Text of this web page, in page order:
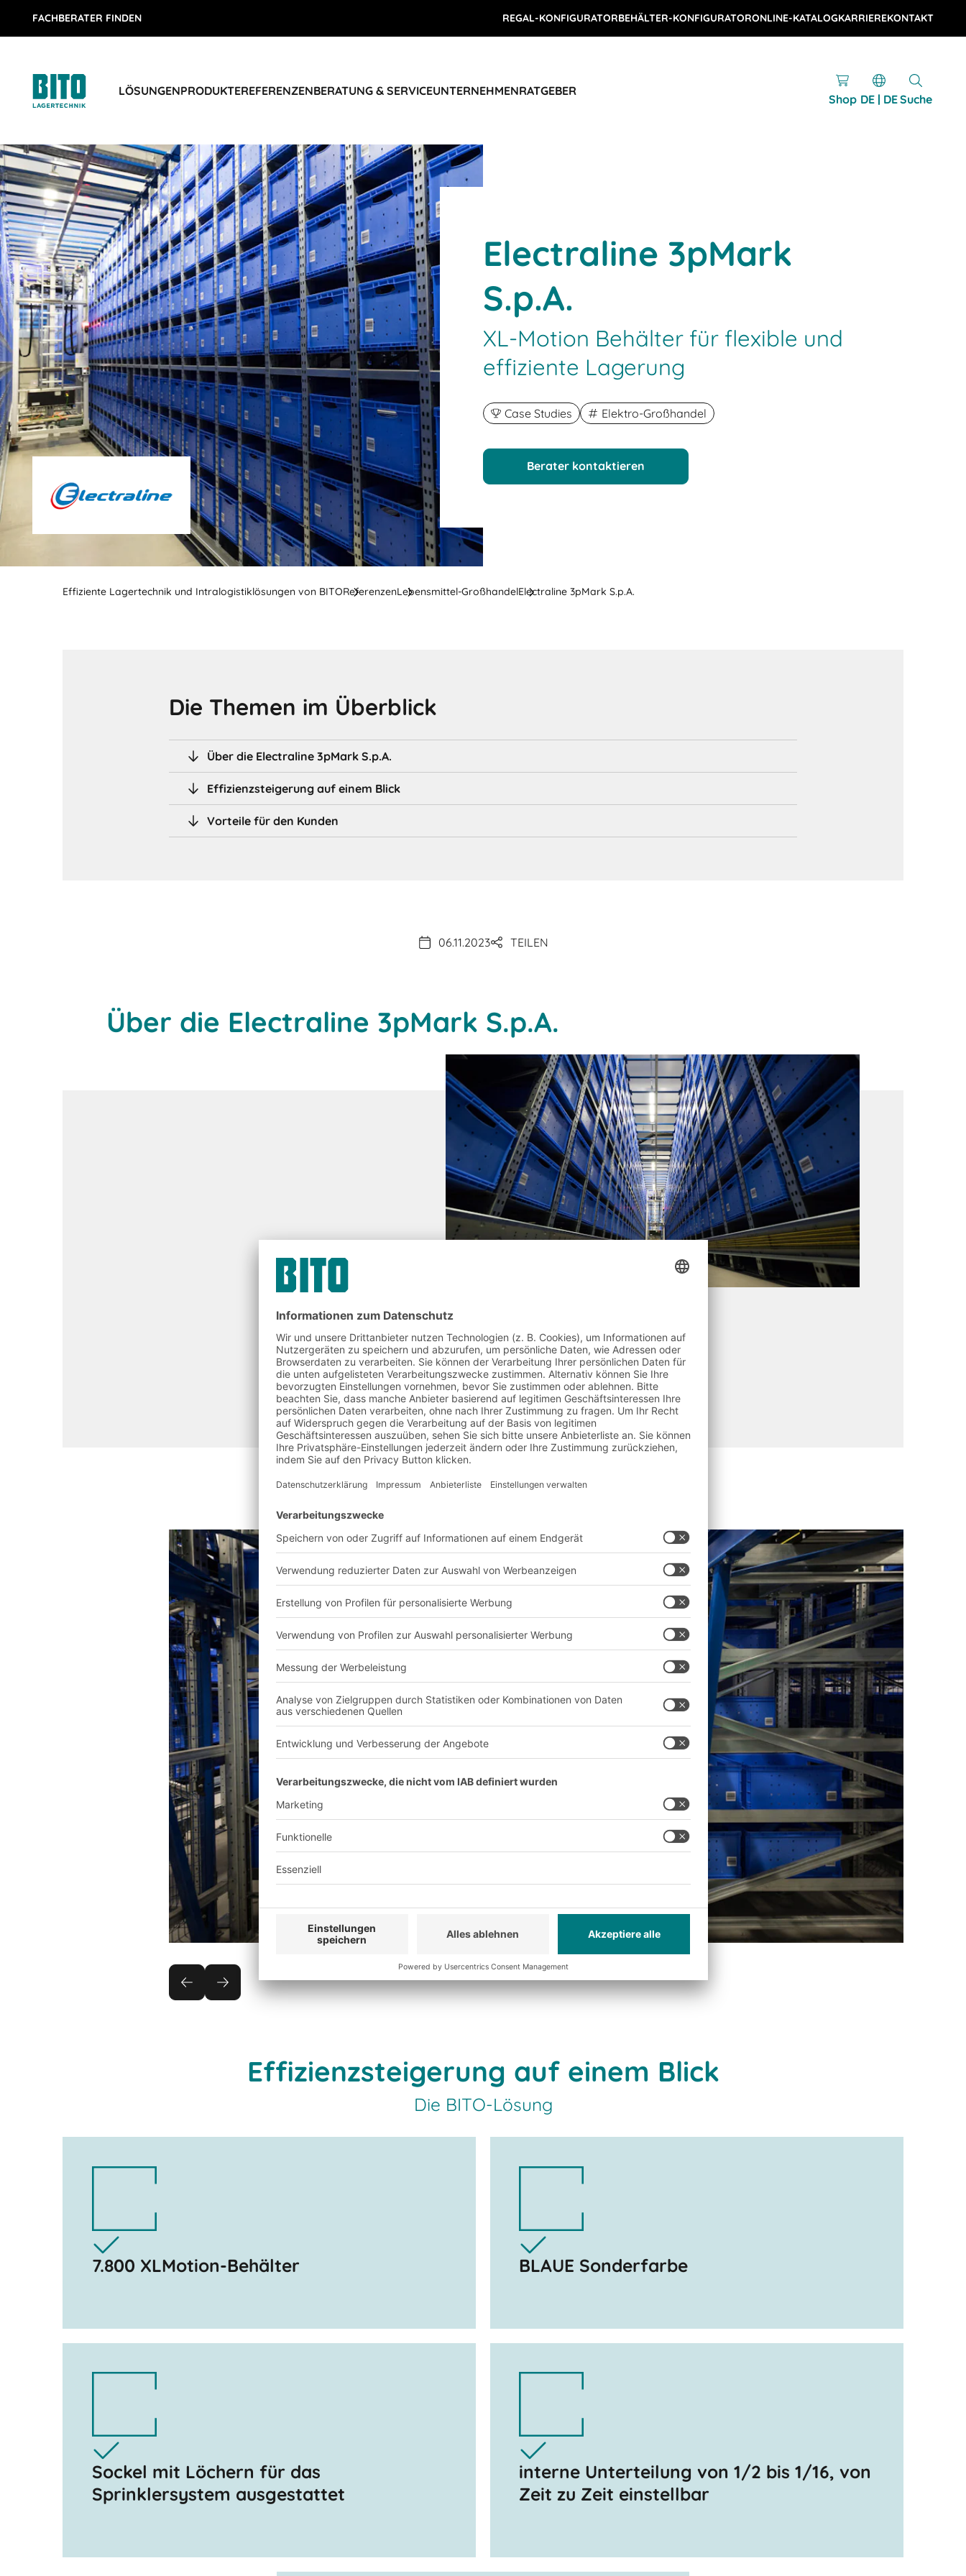
FACHBERATER FINDEN REGAL-KONFIGURATORBEHÄLTER-KONFIGURATORONLINE-KATALOGKARRIEREKONTAKT
LÖSUNGENPRODUKTEREFERENZENBERATUNG & SERVICEUNTERNEHMENRATGEBER
Shop DE | DESuche
Electraline 3pMark
S.p.A.
XL-Motion Behälter für flexible und
effiziente Lagerung
Case Studies Elektro-Großhandel
Berater kontaktieren
Effiziente Lagertechnik und Intralogistiklösungen von BITOReferenzenLebensmittel-GroßhandelElectraline 3pMark S.p.A.
Die Themen im Überblick
Über die Electraline 3pMark S.p.A.
Effizienzsteigerung auf einem Blick
Vorteile für den Kunden
06.11.2023 TEILEN
Über die Electraline 3pMark S.p.A.
Effizienzsteigerung auf einem Blick
Die BITO-Lösung
7.800 XLMotion-Behälter BLAUE Sonderfarbe
Sockel mit Löchern für das
Sprinklersystem ausgestattet
interne Unterteilung von 1/2 bis 1/16, von
Zeit zu Zeit einstellbar